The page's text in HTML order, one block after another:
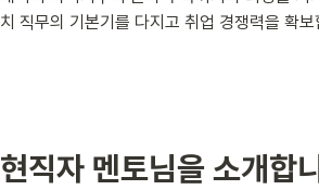
치 직무의 기본기를 다지고 취업 경쟁력을 확보
현직자 멘토님을 소개합